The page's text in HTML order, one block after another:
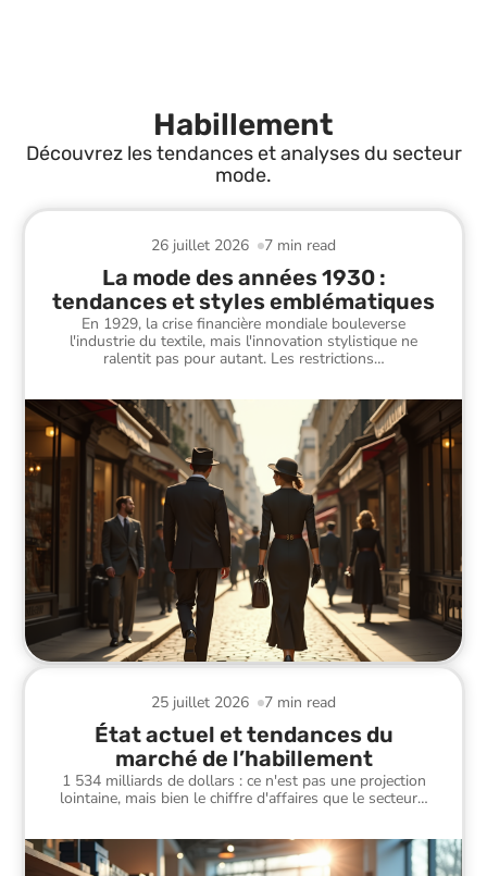
Habillement
Découvrez les tendances et analyses du secteur
mode.
7 min read
26 juillet 2026
La mode des années 1930 :
tendances et styles emblématiques
En 1929, la crise financière mondiale bouleverse
l'industrie du textile, mais l'innovation stylistique ne
ralentit pas pour autant. Les restrictions…
7 min read
25 juillet 2026
État actuel et tendances du
marché de l’habillement
1 534 milliards de dollars : ce n'est pas une projection
lointaine, mais bien le chiffre d'affaires que le secteur…